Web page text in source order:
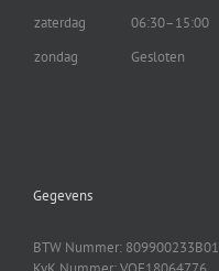
zaterdag
06:30–15:00
zondag
Gesloten
Gegevens
BTW Nummer: 809900233B01